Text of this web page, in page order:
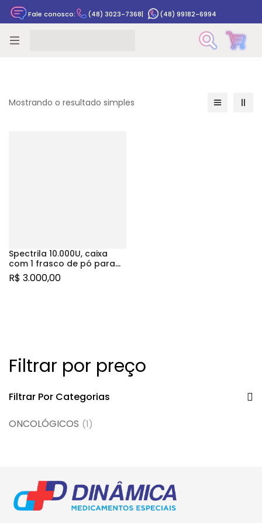
Fale conosco: (48) 3023-7368| (48) 99182-6994
Filtrar por preço
Filtrar Por Categorias
ONCOLÓGICOS (1)
Mostrando o resultado simples
Spectrila 10.000U, caixa
com 1 frasco de pó para
solução de uso
intravenoso
R$ 3.000,00